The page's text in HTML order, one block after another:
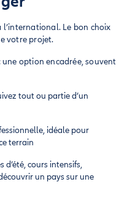
l’international. Le bon choix
votre projet.
une option encadrée, souvent
tout ou partie d’un
idéale pour
terrain
d’été, cours intensifs,
un pays sur une